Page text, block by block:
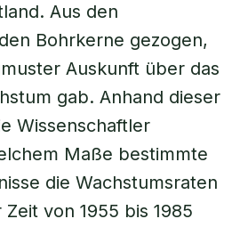
Aus den
Bohrkerne gezogen,
Auskunft über das
gab. Anhand dieser
Wissenschaftler
Maße bestimmte
die Wachstumsraten
von 1955 bis 1985